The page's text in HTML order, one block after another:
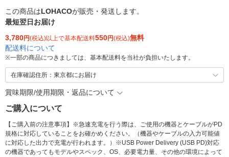
この商品はLOHACOが販売・発送します。
最短翌日お届け
3,780円(税込)以上で基本配送料550円(税込)無料
配送料について
※一部の商品につきましては、基本配送料を当社が負担いたします。
在庫確認住所：東京都にお届け
賞味期限/使用期限・返品について
ご購入について
【ご購入前の注意事項】※急速充電を行う際は、ご使用の機器とケーブルがPD
規格に対応していることをお確かめください。（機器やケーブルの入力可能値
に対応した出力で充電が行われます。）※USB Power Delivery (USB PD)対応
の機器であってもモデルやスペック、OS、必要電力量、その他の環境によって